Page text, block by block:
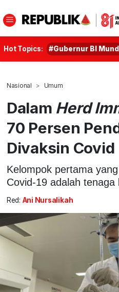
Hot Topics: #Gubernur BI
Nasional Umum
Dalam Herd
70 Persen
Divaksin Covid
Kelompok pertama
Covid-19 adalah tenaga
Red: Ani Nursalikah